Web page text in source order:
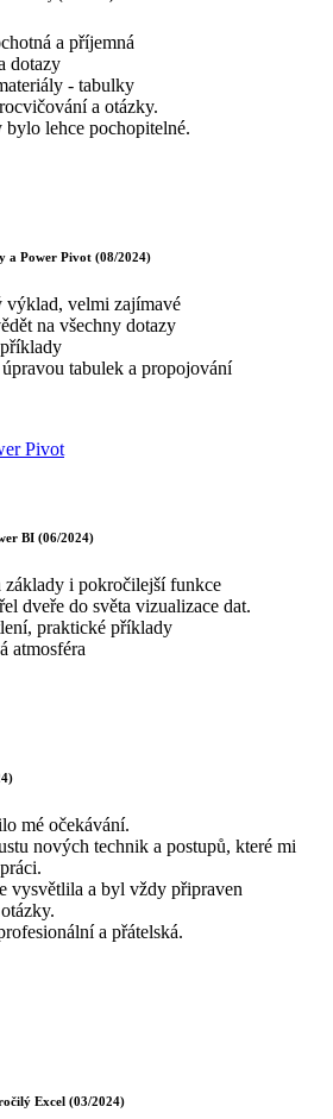
a příjemná
dotazy
- tabulky
a otázky.
lehce pochopitelné.
a Power Pivot (08/2024)
výklad, velmi zajímavé
na všechny dotazy
tabulek a propojování
Pivot
BI (06/2024)
i pokročilejší funkce
dveře do světa vizualizace dat.
praktické příklady
atmosféra
mé očekávání.
nových technik a postupů, které mi
vysvětlila a byl vždy připraven
a přátelská.
Excel (03/2024)